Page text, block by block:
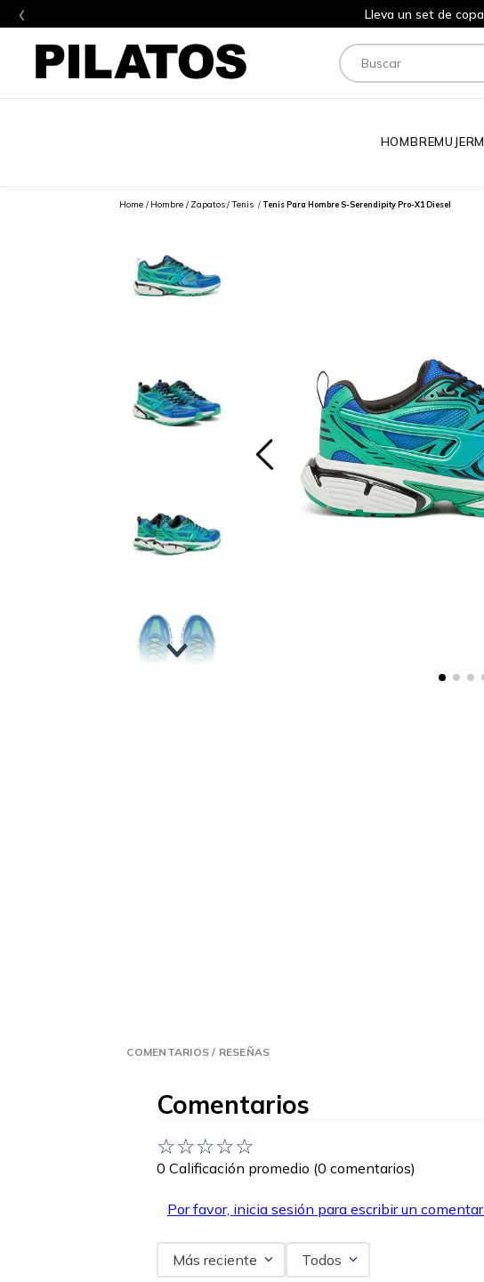
‹ Lleva un set de
Buscar
HOMBREMUJER
Hombre Zapatos Tenis Tenis Para Hombre S-Serendipity Pro-X1 Diesel
COMENTARIOS / RESEÑAS
Comentarios
☆☆☆☆☆
0 Calificación promedio (0 comentarios)
Por favor, inicia sesión para escribir un
Más reciente Todos